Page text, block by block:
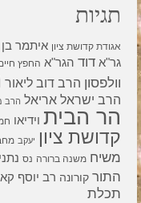
תגיות
אגודת קדושת ציון איתמר בן
גר"א דוד הגר"א החפץ
וולפסון הרב דוב ליאור
הרב ישראל אריאל הרב
הר הבית וידיאו
קדושת ציון יעקב
משיח משנה ברורה נס
התור קורונה רב יוסף
תכלת